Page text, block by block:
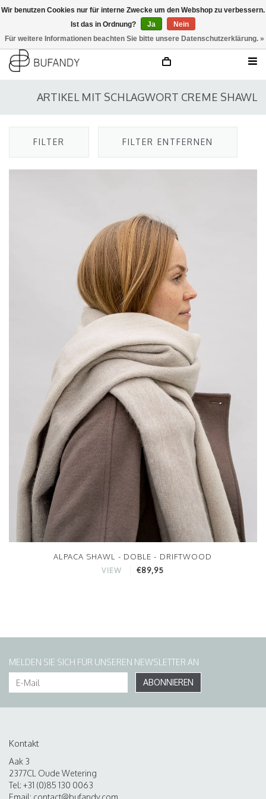
ARTIKEL MIT SCHLAGWORT CREME SHAWL
FILTER FILTER ENTFERNEN
ALPACA SHAWL - DOBLE - DRIFTWOOD
VIEW €89,95
MELDEN SIE SICH FÜR UNSEREN NEWSLETTER AN
ABONNIEREN
Kontakt
Aak 3
2377CL Oude Wetering
Tel: +31 (0)85 130 0063
Email: contact@bufandy.com
Wir benutzen Cookies nur für interne Zwecke um den Webshop zu verbessern.
Ist das in Ordnung?
Ja
Nein
Für weitere Informationen beachten Sie bitte unsere Datenschutzerklärung. »